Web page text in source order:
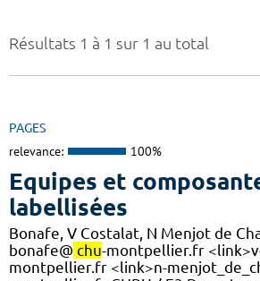
Résultats 1 à 1 sur 1 au total
PAGES
relevance: 100%
Equipes et
labellisées
Bonafe, V Costalat, N Menjot de
bonafe@ chu-montpellier.fr
montpellier.fr <link>n-